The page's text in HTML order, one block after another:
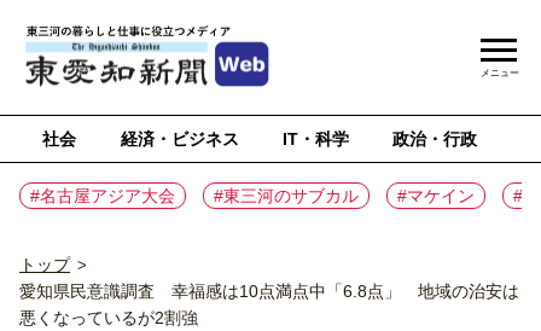
社会 経済・ビジネス IT・科学 政治・行政
#名古屋アジア大会 #東三河のサブカル #マケイン #
メニュー
トップ >
愛知県民意識調査 幸福感は10点満点中「6.8点」 地域の治安は
悪くなっているが2割強